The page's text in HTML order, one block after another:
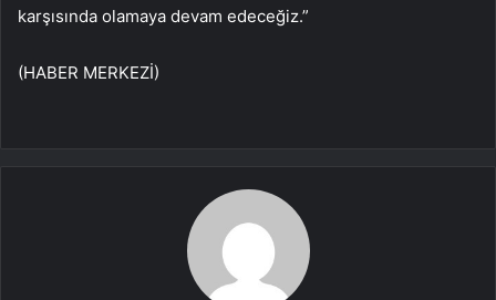
karşısında olamaya devam edeceğiz.”
(HABER MERKEZİ)